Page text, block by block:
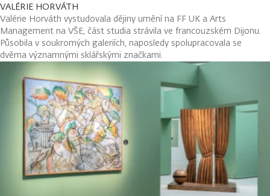
VALÉRIE HORVÁTH
Valérie Horváth vystudovala dějiny umění na FF UK a Arts
Management na VŠE, část studia strávila ve francouzském Dijonu.
Působila v soukromých galeriích, naposledy spolupracovala se
dvěma významnými sklářskými značkami.